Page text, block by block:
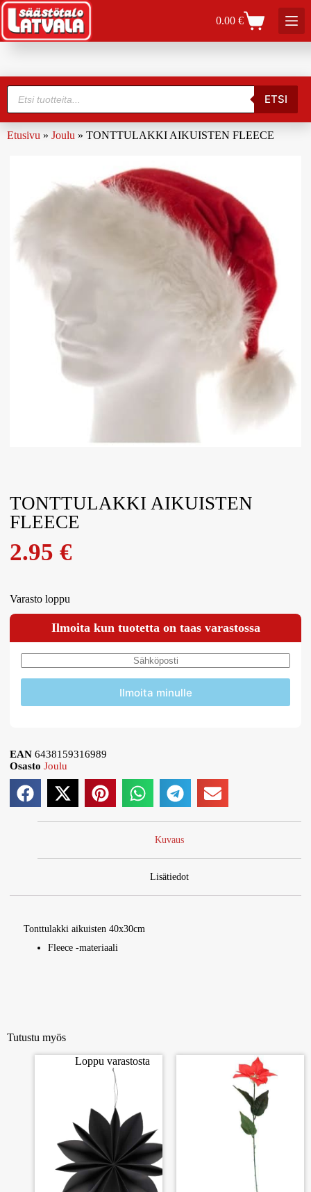
0.00€
ETSI
Etusivu » Joulu » TONTTULAKKI AIKUISTEN FLEECE
TONTTULAKKI AIKUISTEN
FLEECE
2.95€
Varasto loppu
Ilmoita kun tuotetta on taas varastossa
Ilmoita minulle
EAN6438159316989
Osasto Joulu
Kuvaus
Lisätiedot
Tonttulakki aikuisten 40x30cm
Fleece -materiaali
Tutustu myös
Loppu varastosta